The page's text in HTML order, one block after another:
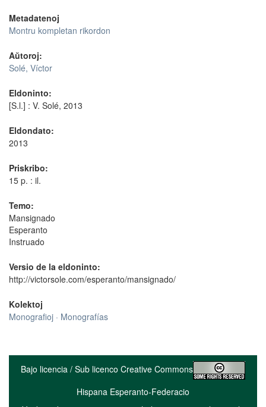
Metadatenoj
Montru kompletan rikordon
Aŭtoroj:
Solé, Víctor
Eldoninto:
[S.l.] : V. Solé, 2013
Eldondato:
2013
Priskribo:
15 p. : il.
Temo:
Mansignado
Esperanto
Instruado
Versio de la eldoninto:
http://victorsole.com/esperanto/mansignado/
Kolektoj
Monografioj · Monografías
Bajo licencia / Sub licenco Creative Commons
Hispana Esperanto-Federacio